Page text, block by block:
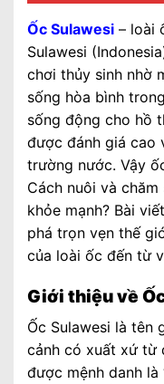
Ốc Sulawesi – loài
Sulawesi
chơi thủy sinh nhờ
sống hòa bình
sống động cho hồ
được đánh giá cao
trường nước. Vậy
Cách nuôi và
khỏe mạnh? Bài
phá trọn vẹn thế
của loài ốc đến từ
Giới thiệu về
Ốc Sulawesi là tên
cảnh có xuất xứ từ
được mệnh danh là